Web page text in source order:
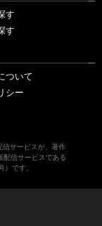
す
す
ついて
シー
信サービスが、著作
配信サービスである
）です。